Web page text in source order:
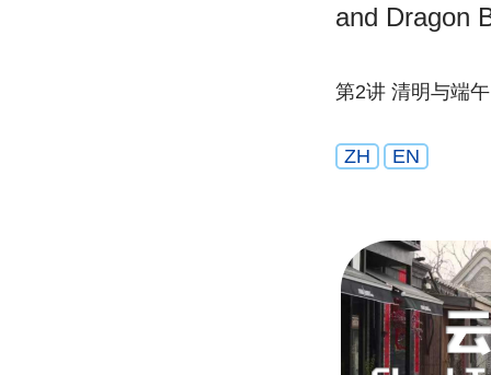
and Dragon
第2讲 清明与端午
ZH EN